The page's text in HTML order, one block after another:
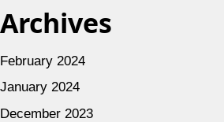
Archives
February 2024
January 2024
December 2023